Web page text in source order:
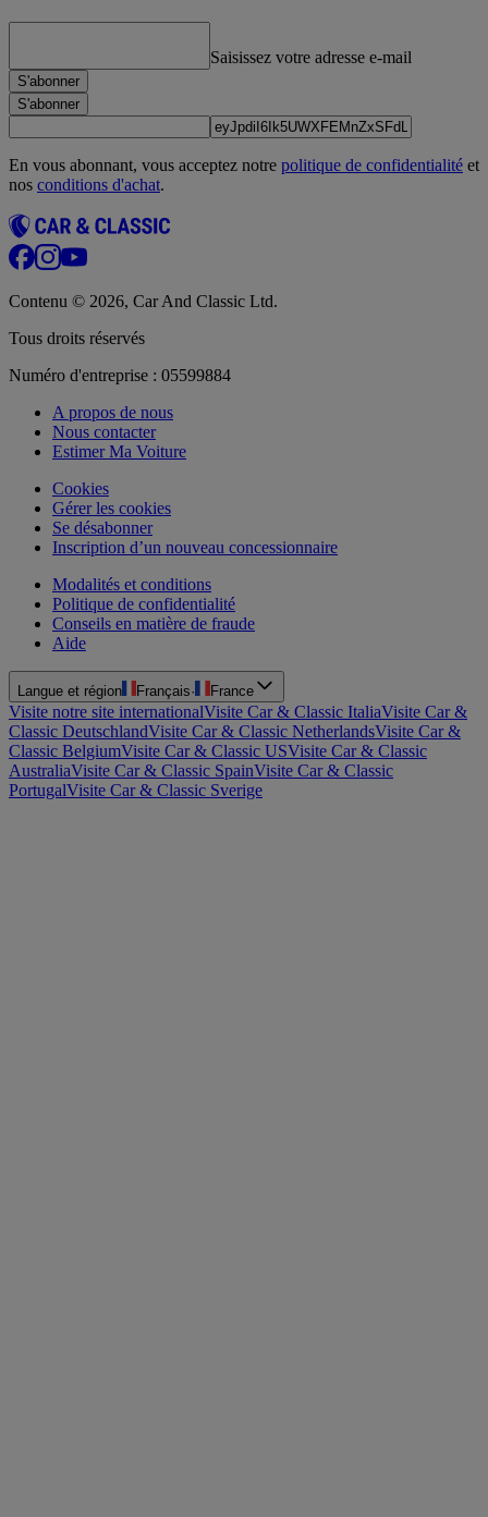
Saisissez votre adresse e-mail
S'abonner
S'abonner
En vous abonnant, vous acceptez notre politique de confidentialité et
nos conditions d'achat.
Contenu © 2026, Car And Classic Ltd.
Tous droits réservés
Numéro d'entreprise : 05599884
A propos de nous
Nous contacter
Estimer Ma Voiture
Cookies
Gérer les cookies
Se désabonner
Inscription d’un nouveau concessionnaire
Modalités et conditions
Politique de confidentialité
Conseils en matière de fraude
Aide
Langue et région Français· France
Visite notre site internationalVisite Car & Classic ItaliaVisite Car &
Classic DeutschlandVisite Car & Classic NetherlandsVisite Car &
Classic BelgiumVisite Car & Classic USVisite Car & Classic
AustraliaVisite Car & Classic SpainVisite Car & Classic
PortugalVisite Car & Classic Sverige